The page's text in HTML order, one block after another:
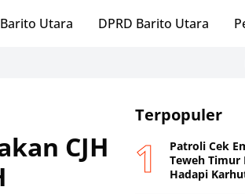
Utara DPRD Barito Utara
CJH
Terpopuler
Patroli Cek
Teweh Timur
Hadapi